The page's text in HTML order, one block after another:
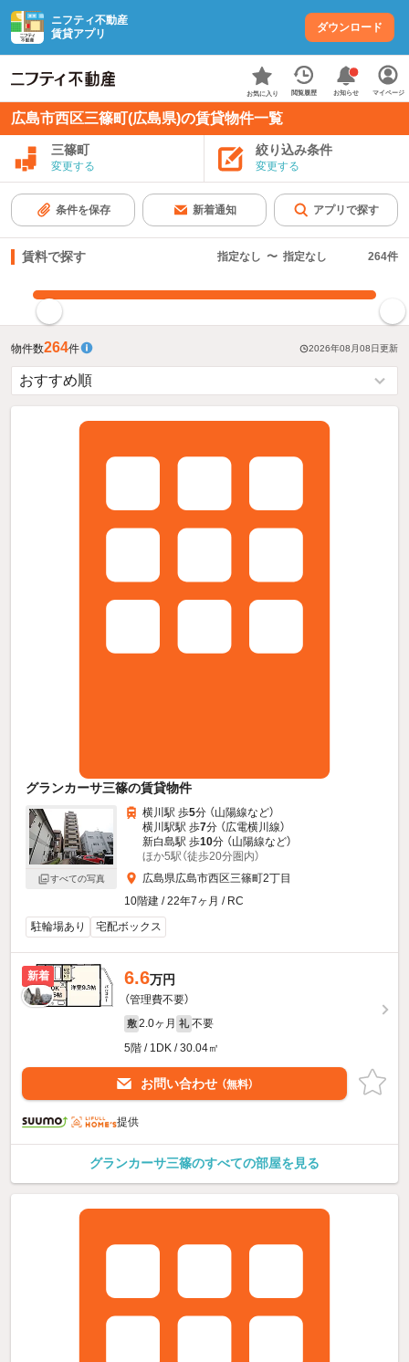
ニフティ不動産
賃貸アプリ
ダウンロード
お気に入り 閲覧履歴 お知らせ マイページ
広島市西区三篠町(広島県)の賃貸物件一覧
三篠町
変更する
絞り込み条件
変更する
条件を保存 新着通知 アプリで探す
賃料で探す 指定なし 〜 指定なし 264件
物件数264件 2026年08月08日更新
グランカーサ三篠の賃貸物件
すべての写真
横川駅 歩5分 （山陽線など）
横川駅駅 歩7分 （広電横川線）
新白島駅 歩10分 （山陽線など）
ほか5駅（徒歩20分圏内）
広島県広島市西区三篠町2丁目
10階建 / 22年7ヶ月 / RC
駐輪場あり
宅配ボックス
新着 6.6万円
（管理費不要）
敷 2.0ヶ月 礼 不要
5階 / 1DK / 30.04㎡
お問い合わせ （無料）
提供
グランカーサ三篠のすべての部屋を見る